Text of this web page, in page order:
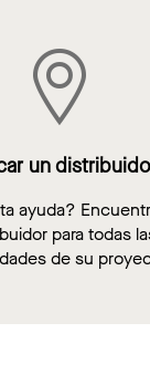
un
ayuda?
para todas
de su